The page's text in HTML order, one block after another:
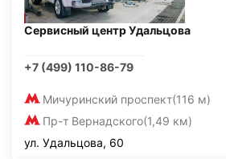
Сервисный центр Удальцова
+7 (499) 110-86-79
Мичуринский проспект(116 м)
Пр-т Вернадского(1,49 км)
ул. Удальцова, 60